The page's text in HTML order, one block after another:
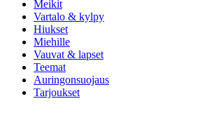
Meikit
Vartalo & kylpy
Hiukset
Miehille
Vauvat & lapset
Teemat
Auringonsuojaus
Tarjoukset